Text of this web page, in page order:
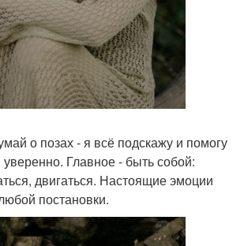
о позах - я всё подскажу и помогу
уверенно. Главное - быть собой:
двигаться. Настоящие эмоции
постановки.